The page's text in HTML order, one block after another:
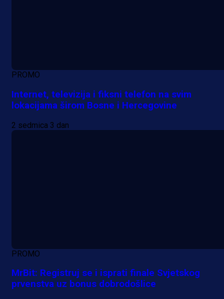
PROMO
Internet, televizija i fiksni telefon na svim
lokacijama širom Bosne i Hercegovine
2 sedmica 3 dan
PROMO
MrBit: Registruj se i isprati finale Svjetskog
prvenstva uz bonus dobrodošlice